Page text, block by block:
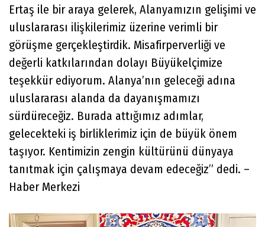
Ertaş ile bir araya gelerek, Alanyamızın gelişimi ve
uluslararası ilişkilerimiz üzerine verimli bir
görüşme gerçekleştirdik. Misafirperverliği ve
değerli katkılarından dolayı Büyükelçimize
teşekkür ediyorum. Alanya’nın geleceği adına
uluslararası alanda da dayanışmamızı
sürdüreceğiz. Burada attığımız adımlar,
gelecekteki iş birliklerimiz için de büyük önem
taşıyor. Kentimizin zengin kültürünü dünyaya
tanıtmak için çalışmaya devam edeceğiz” dedi. –
Haber Merkezi